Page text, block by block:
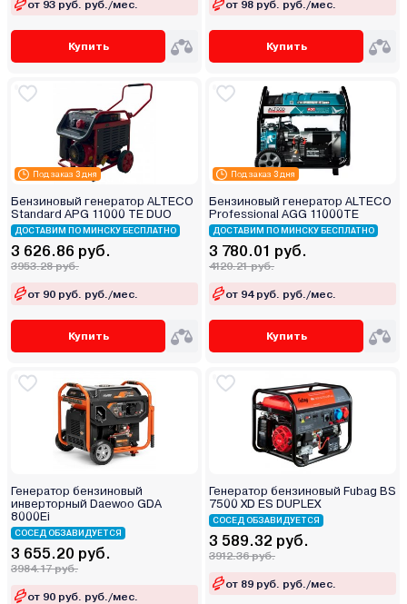
от 93 руб. руб./мес.
Купить
от 98 руб. руб./мес.
Купить
Под заказ 3 дня
Бензиновый генератор ALTECO
Standard APG 11000 TE DUO
ДОСТАВИМ ПО МИНСКУ БЕСПЛАТНО
3 626.86 руб.
3953.28 руб.
от 90 руб. руб./мес.
Купить
Под заказ 3 дня
Бензиновый генератор ALTECO
Professional AGG 11000TЕ
ДОСТАВИМ ПО МИНСКУ БЕСПЛАТНО
3 780.01 руб.
4120.21 руб.
от 94 руб. руб./мес.
Купить
Генератор бензиновый
инверторный Daewoo GDA
8000Ei
СОСЕД ОБЗАВИДУЕТСЯ
3 655.20 руб.
3984.17 руб.
от 90 руб. руб./мес.
Генератор бензиновый Fubag BS
7500 XD ES DUPLEX
СОСЕД ОБЗАВИДУЕТСЯ
3 589.32 руб.
3912.36 руб.
от 89 руб. руб./мес.